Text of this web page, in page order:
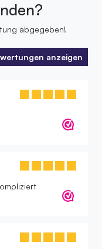
abgegeben!
anzeigen
anzeigen